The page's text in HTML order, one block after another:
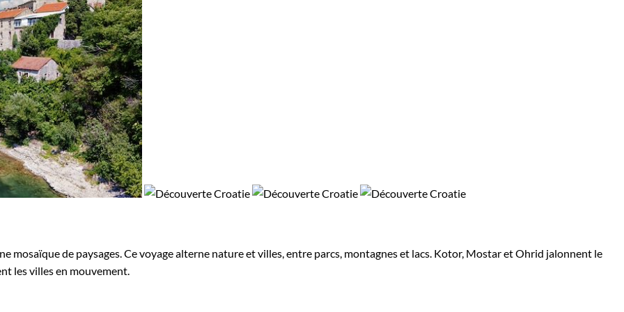
mosaïque de paysages. Ce voyage alterne nature et villes, entre parcs, montagnes et lacs. Kotor, Mostar et Ohrid jalonnent le
les villes en mouvement.